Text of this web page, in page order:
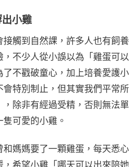
小雞
觸到自然課，許多人也有飼養
不少人從小誤以為「雞蛋可以
了不戳破童心，加上培養愛護小
特別制止，但其實我們平常所
除非有經過受精，否則無法單
可愛的小雞。
和媽媽要了一顆雞蛋，每天悉心